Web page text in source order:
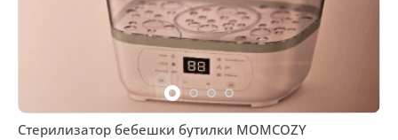
Стерилизатор бебешки бутилки MOMCOZY